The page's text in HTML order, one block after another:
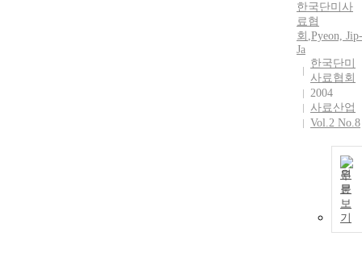
한국단미사
료협
회 ,Pyeon, Jip-
Ja
한국단미
사료협회
2004
사료산업
Vol.2 No.8
원
문
보
기